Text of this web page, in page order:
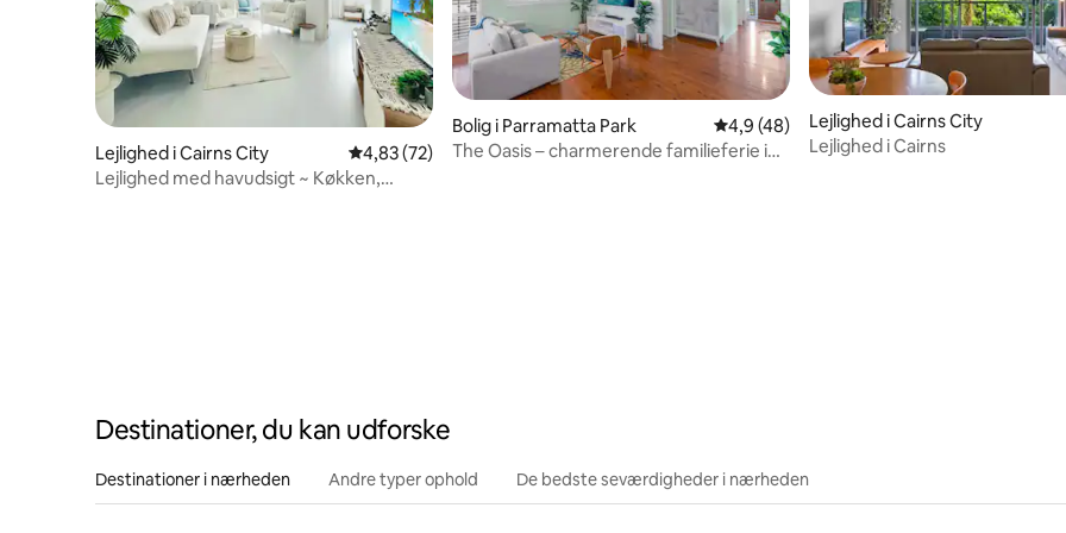
Lejlighed i Cairns City 4,83 ud af 5 i gennemsnitlig bedømmelse, 72 omtaler
4,83 (72)
Lejlighed med havudsigt ~ Køkken,
Bolig i Parramatta Park 4,9 ud af 5 i gennemsnitlig bedømmelse,
4,9 (48)
The Oasis – charmerende familieferie i
Lejlighed i Cairns City
Lejlighed i Cairns
Destinationer, du kan udforske
Destinationer i nærheden Andre typer ophold De bedste seværdigheder i nærheden